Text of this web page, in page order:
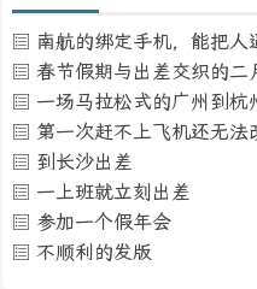
南航的绑定手机，能把人
春节假期与出差交织的二
一场马拉松式的广州到杭
第一次赶不上飞机还无法
到长沙出差
一上班就立刻出差
参加一个假年会
不顺利的发版